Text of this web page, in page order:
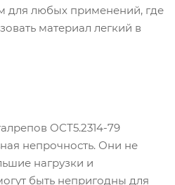
для любых применений, где
материал легкий в
ОСТ5.2314-79
непрочность. Они не
нагрузки и
быть непригодны для